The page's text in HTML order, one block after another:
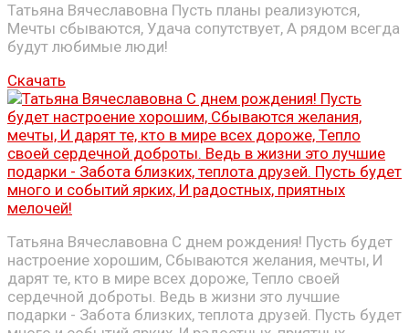
Татьяна Вячеславовна Пусть планы реализуются,
Мечты сбываются, Удача сопутствует, А рядом всегда
будут любимые люди!
Скачать
Татьяна Вячеславовна С днем рождения! Пусть будет
настроение хорошим, Сбываются желания, мечты, И
дарят те, кто в мире всех дороже, Тепло своей
сердечной доброты. Ведь в жизни это лучшие
подарки - Забота близких, теплота друзей. Пусть будет